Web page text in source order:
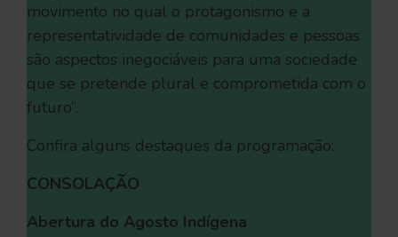
movimento no qual o protagonismo e a
representatividade de comunidades e pessoas
são aspectos inegociáveis para uma sociedade
que se pretende plural e comprometida com o
futuro”.
Confira alguns destaques da programação:
CONSOLAÇÃO
Abertura do Agosto Indígena